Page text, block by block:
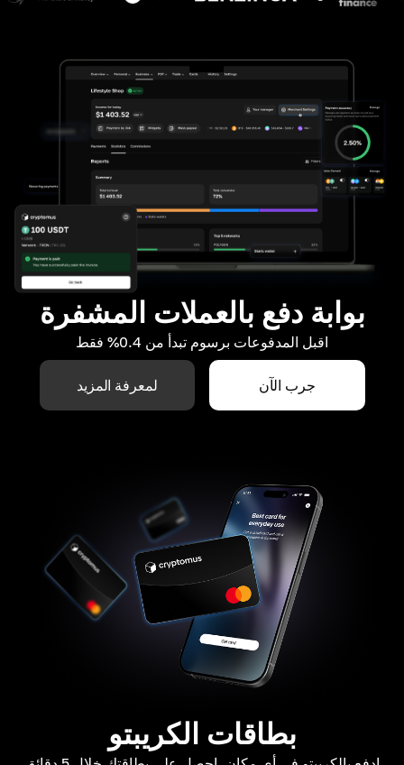
بوابة دفع بالعملات المشفرة
اقبل المدفوعات برسوم تبدأ من 0.4% فقط
جرب الآن لمعرفة المزيد
بطاقات الكريبتو